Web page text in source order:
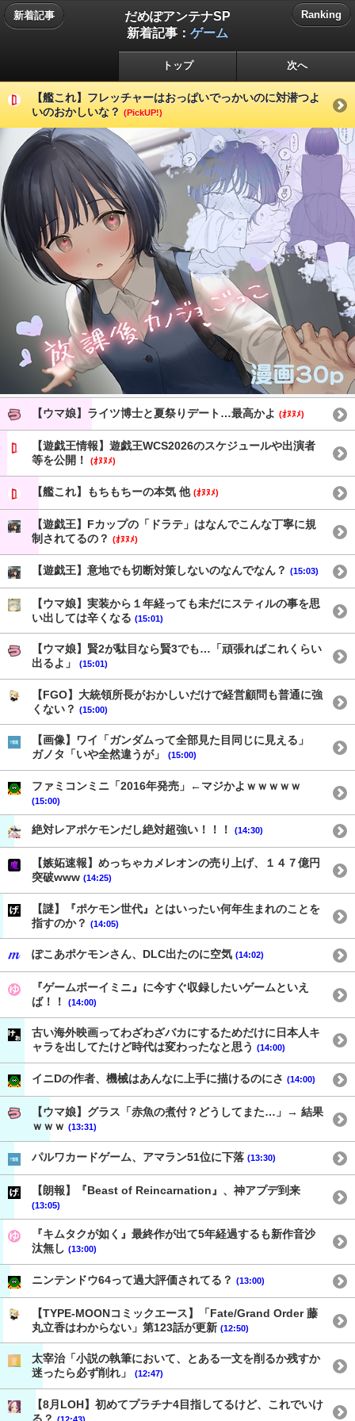
新着記事
だめぽアンテナSP
新着記事： ゲーム
Ranking
トップ 次へ
【艦これ】フレッチャーはおっぱいでっかいのに対潜つよ
いのおかしいな？ (PickUP!)
【ウマ娘】ライツ博士と夏祭りデート…最高かよ (ｵﾇﾇﾒ)
【遊戯王情報】遊戯王WCS2026のスケジュールや出演者
等を公開！
(ｵﾇﾇﾒ)
【艦これ】もちもちーの本気 他 (ｵﾇﾇﾒ)
【遊戯王】Fカップの「ドラテ」はなんでこんな丁寧に規
制されてるの？ (ｵﾇﾇﾒ)
【遊戯王】意地でも切断対策しないのなんでなん？ (15:03)
【ウマ娘】実装から１年経っても未だにスティルの事を思
い出しては辛くなる (15:01)
【ウマ娘】賢2が駄目なら賢3でも…「頑張ればこれくらい
出るよ」
(15:01)
【FGO】大統領所長がおかしいだけで経営顧問も普通に強
くない？ (15:00)
【画像】ワイ「ガンダムって全部見た目同じに見える」
ガノタ「いや全然違うが」
(15:00)
ファミコンミニ「2016年発売」←マジかよｗｗｗｗｗ
(15:00)
絶対レアポケモンだし絶対超強い！！！ (14:30)
【嫉妬速報】めっちゃカメレオンの売り上げ、１４７億円
突破www (14:25)
【謎】『ポケモン世代』とはいったい何年生まれのことを
指すのか？ (14:05)
ぽこあポケモンさん、DLC出たのに空気 (14:02)
『ゲームボーイミニ』に今すぐ収録したいゲームといえ
ば！！
(14:00)
古い海外映画ってわざわざバカにするためだけに日本人キ
ャラを出してたけど時代は変わったなと思う (14:00)
イニDの作者、機械はあんなに上手に描けるのにさ (14:00)
【ウマ娘】グラス「赤魚の煮付？どうしてまた…」→ 結果
ｗｗｗ (13:31)
パルワカードゲーム、アマラン51位に下落 (13:30)
【朗報】『Beast of Reincarnation』、神アプデ到来
(13:05)
『キムタクが如く』最終作が出て5年経過するも新作音沙
汰無し (13:00)
ニンテンドウ64って過大評価されてる？ (13:00)
【TYPE-MOONコミックエース】「Fate/Grand Order 藤
丸立香はわからない」第123話が更新 (12:50)
太宰治「小説の執筆において、とある一文を削るか残すか
迷ったら必ず削れ」
(12:47)
【8月LOH】初めてプラチナ4目指してるけど、これでいけ
る？